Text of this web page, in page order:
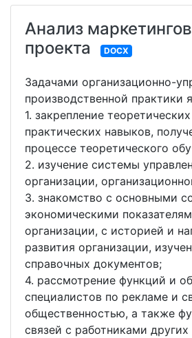
Анализ
проекта
DOCX
Задачами организационно-
производственной практики
1. закрепление
практических навыков,
процессе теоретического
2. изучение системы
организации,
3. знакомство с основными
экономическими
организации, с историей и
развития организации,
справочных документов;
4. рассмотрение функций и
специалистов по рекламе и
общественностью, а также
связей с работниками